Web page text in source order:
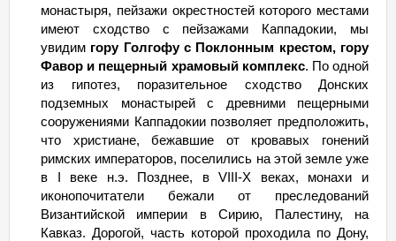
монастыря, пейзажи окрестностей которого местами
имеют сходство с пейзажами Каппадокии, мы
увидим гору Голгофу с Поклонным крестом, гору
Фавор и пещерный храмовый комплекс. По одной
из гипотез, поразительное сходство Донских
подземных монастырей с древними пещерными
сооружениями Каппадокии позволяет предположить,
что христиане, бежавшие от кровавых гонений
римских императоров, поселились на этой земле уже
в I веке н.э. Позднее, в VIII-X веках, монахи и
иконопочитатели бежали от преследований
Византийской империи в Сирию, Палестину, на
Кавказ. Дорогой, часть которой проходила по Дону,